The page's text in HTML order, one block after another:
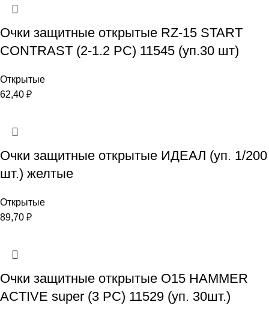
Очки защитные открытые RZ-15 START
CONTRAST (2-1.2 PC) 11545 (уп.30 шт)
Открытые
62,40 ₽
Очки защитные открытые ИДЕАЛ (уп. 1/200
шт.) желтые
Открытые
89,70 ₽
Очки защитные открытые О15 HAMMER
ACTIVЕ super (3 PC) 11529 (уп. 30шт.)